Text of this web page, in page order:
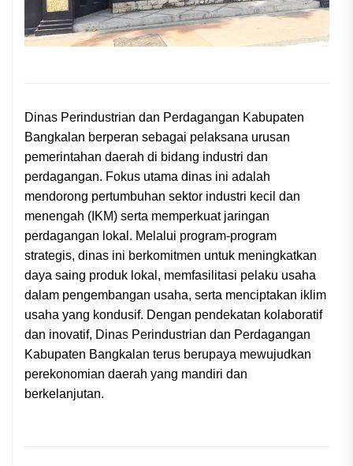
Dinas Perindustrian dan Perdagangan Kabupaten
Bangkalan berperan sebagai pelaksana urusan
pemerintahan daerah di bidang industri dan
perdagangan. Fokus utama dinas ini adalah
mendorong pertumbuhan sektor industri kecil dan
menengah (IKM) serta memperkuat jaringan
perdagangan lokal. Melalui program-program
strategis, dinas ini berkomitmen untuk meningkatkan
daya saing produk lokal, memfasilitasi pelaku usaha
dalam pengembangan usaha, serta menciptakan iklim
usaha yang kondusif. Dengan pendekatan kolaboratif
dan inovatif, Dinas Perindustrian dan Perdagangan
Kabupaten Bangkalan terus berupaya mewujudkan
perekonomian daerah yang mandiri dan
berkelanjutan.